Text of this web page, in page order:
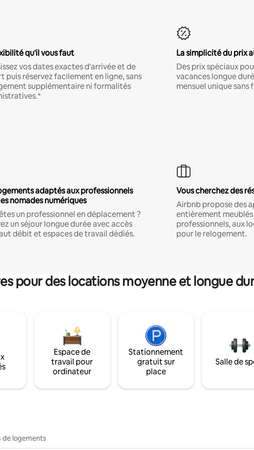
qu'il vous faut
vos dates exactes d'arrivée et de
puis réservez facilement en ligne, sans
supplémentaire ni formalités
La simplicité du prix
Des prix spéciaux
vacances longue
mensuel unique
adaptés aux professionnels
nomades numériques
un professionnel en déplacement ?
un séjour longue durée avec accès
débit et espaces de travail dédiés.
Vous cherchez des
Airbnb propose des
entièrement
professionnels, aux
pour le relogement.
pour des locations moyenne et longue
Espace de
travail pour
ordinateur
Stationnement
gratuit sur
place
Salle de
logements